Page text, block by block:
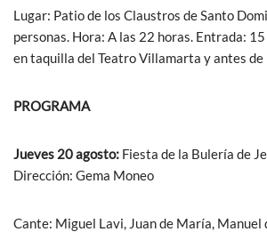
Lugar: Patio de los Claustros de Santo
personas. Hora: A las 22 horas. Entrada:
en taquilla del Teatro Villamarta y antes de
PROGRAMA
Jueves 20 agosto: Fiesta de la Bulería de
Dirección: Gema Moneo
Cante: Miguel Lavi, Juan de María, Manuel